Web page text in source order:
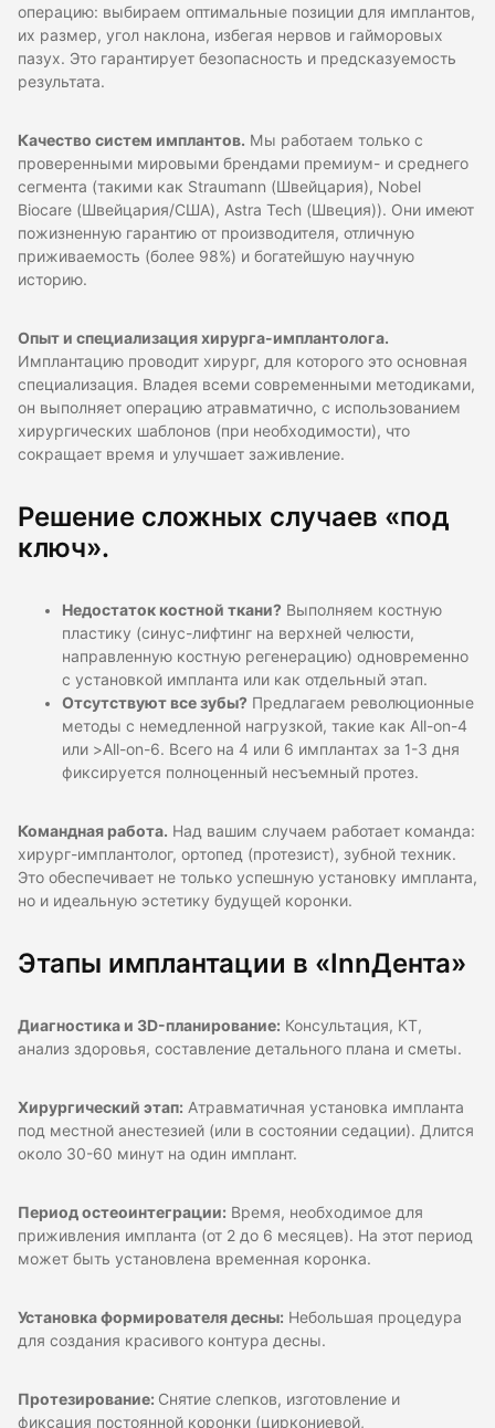
операцию: выбираем оптимальные позиции для имплантов,
их размер, угол наклона, избегая нервов и гайморовых
пазух. Это гарантирует безопасность и предсказуемость
результата.
Качество систем имплантов. Мы работаем только с
проверенными мировыми брендами премиум- и среднего
сегмента (такими как Straumann (Швейцария), Nobel
Biocare (Швейцария/США), Astra Tech (Швеция)). Они имеют
пожизненную гарантию от производителя, отличную
приживаемость (более 98%) и богатейшую научную
историю.
Опыт и специализация хирурга-имплантолога.
Имплантацию проводит хирург, для которого это основная
специализация. Владея всеми современными методиками,
он выполняет операцию атравматично, с использованием
хирургических шаблонов (при необходимости), что
сокращает время и улучшает заживление.
Решение сложных случаев «под
ключ».
Недостаток костной ткани? Выполняем костную
пластику (синус-лифтинг на верхней челюсти,
направленную костную регенерацию) одновременно
с установкой импланта или как отдельный этап.
Отсутствуют все зубы? Предлагаем революционные
методы с немедленной нагрузкой, такие как All-on-4
или >All-on-6. Всего на 4 или 6 имплантах за 1-3 дня
фиксируется полноценный несъемный протез.
Командная работа. Над вашим случаем работает команда:
хирург-имплантолог, ортопед (протезист), зубной техник.
Это обеспечивает не только успешную установку импланта,
но и идеальную эстетику будущей коронки.
Этапы имплантации в «InnДента»
Диагностика и 3D-планирование: Консультация, КТ,
анализ здоровья, составление детального плана и сметы.
Хирургический этап: Атравматичная установка импланта
под местной анестезией (или в состоянии седации). Длится
около 30-60 минут на один имплант.
Период остеоинтеграции: Время, необходимое для
приживления импланта (от 2 до 6 месяцев). На этот период
может быть установлена временная коронка.
Установка формирователя десны: Небольшая процедура
для создания красивого контура десны.
Протезирование: Снятие слепков, изготовление и
фиксация постоянной коронки (циркониевой,